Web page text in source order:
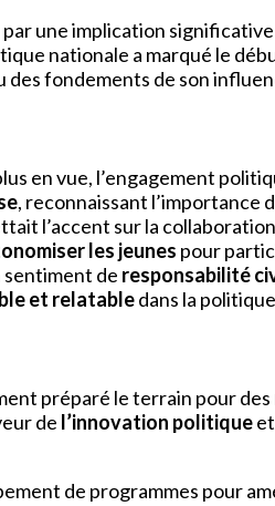
une implication significative
nationale a marqué le
fondements de son
en vue, l’engagement
, reconnaissant l’importance
l’accent sur la
les jeunes pour
sentiment de responsabilité
et relatabledans la
préparé le terrain pour des
de l’innovation politique
de programmes pour